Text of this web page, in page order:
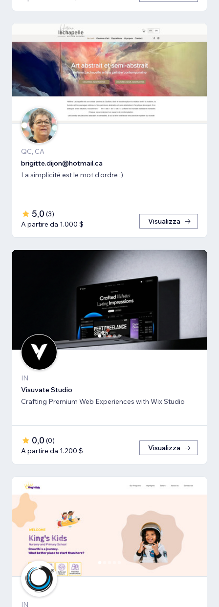
QC, CA
brigitte.dijon@hotmail.ca
La simplicité est le mot d'ordre :)
5,0 (3)
A partire da 1.000 $
Visualizza
IN
Visuvate Studio
Crafting Premium Web Experiences with Wix Studio
0,0 (0)
A partire da 1.200 $
Visualizza
IN